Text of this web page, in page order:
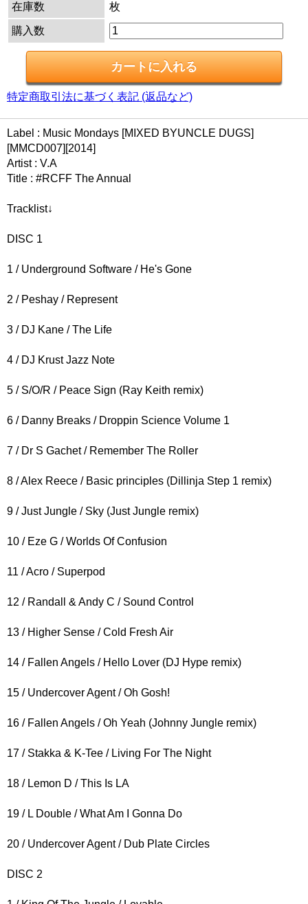
在庫数
枚
購入数
特定商取引法に基づく表記 (返品など)
Label : Music Mondays [MIXED BYUNCLE DUGS]
[MMCD007][2014]
Artist : V.A
Title : #RCFF The Annual
Tracklist↓
DISC 1
1 / Underground Software / He's Gone
2 / Peshay / Represent
3 / DJ Kane / The Life
4 / DJ Krust Jazz Note
5 / S/O/R / Peace Sign (Ray Keith remix)
6 / Danny Breaks / Droppin Science Volume 1
7 / Dr S Gachet / Remember The Roller
8 / Alex Reece / Basic principles (Dillinja Step 1 remix)
9 / Just Jungle / Sky (Just Jungle remix)
10 / Eze G / Worlds Of Confusion
11 / Acro / Superpod
12 / Randall & Andy C / Sound Control
13 / Higher Sense / Cold Fresh Air
14 / Fallen Angels / Hello Lover (DJ Hype remix)
15 / Undercover Agent / Oh Gosh!
16 / Fallen Angels / Oh Yeah (Johnny Jungle remix)
17 / Stakka & K-Tee / Living For The Night
18 / Lemon D / This Is LA
19 / L Double / What Am I Gonna Do
20 / Undercover Agent / Dub Plate Circles
DISC 2